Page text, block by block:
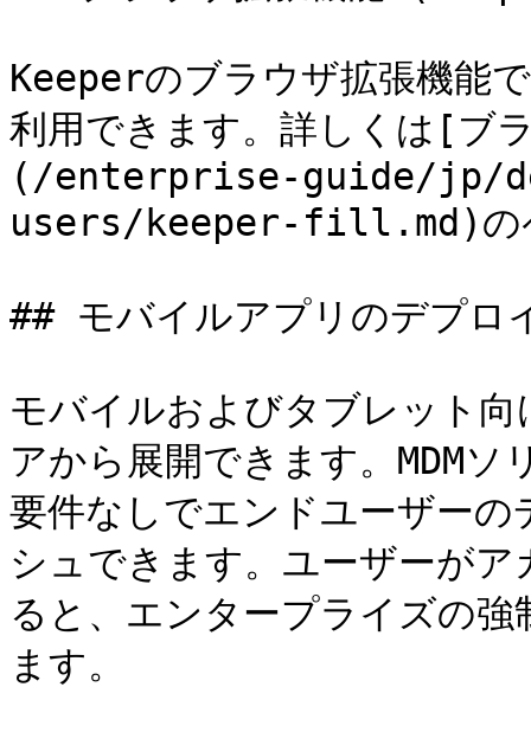
Keeperのブラウザ拡張機能
利用できます。詳しくは[
(/enterprise-guide/jp/
users/keeper-fill.md)のペ
## モバイルアプリのデプロ
モバイルおよびタブレット
アから展開できます。MDM
要件なしでエンドユーザー
シュできます。ユーザーが
ると、エンタープライズの
ます。